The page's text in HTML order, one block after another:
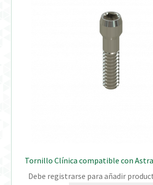
Tornillo Clínica compatible con Astra
Debe registrarse para añadir